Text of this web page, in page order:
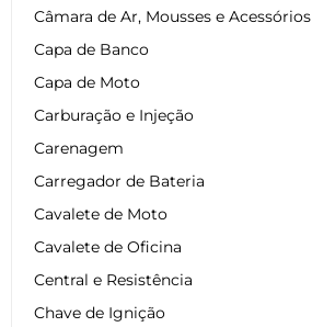
Câmara de Ar, Mousses e Acessórios
Capa de Banco
Capa de Moto
Carburação e Injeção
Carenagem
Carregador de Bateria
Cavalete de Moto
Cavalete de Oficina
Central e Resistência
Chave de Ignição